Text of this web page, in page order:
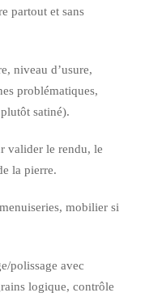
partout et sans
niveau d’usure,
problématiques,
satiné).
valider le rendu, le
la pierre.
mobilier si
polissage avec
logique, contrôle